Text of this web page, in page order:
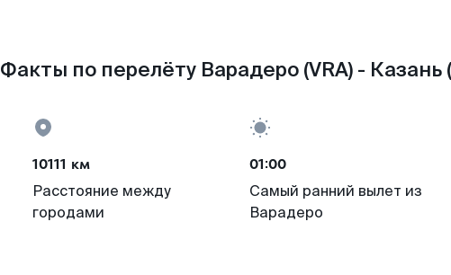
Факты по перелёту Варадеро (VRA) - Казань
10111 км
Расстояние между
городами
01:00
Самый ранний вылет из
Варадеро